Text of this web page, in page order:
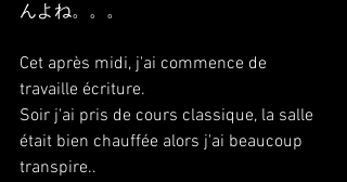
んよね。。。
Cet après midi, j'ai commence de
travaille écriture.
Soir j'ai pris de cours classique, la salle
était bien chauffée alors j'ai beaucoup
transpire..